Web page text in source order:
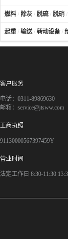
燃料 / 除灰 / 脱硫 / 脱硝 /
起重 / 输送/ 转动设备 /
客户服务
电话：0311-89869630
邮箱：service@jtsww.com
工商执照
91130000567397459Y
营业时间
法定工作日 8:30-11:30